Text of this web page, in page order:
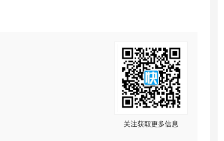
关注获取更多信息